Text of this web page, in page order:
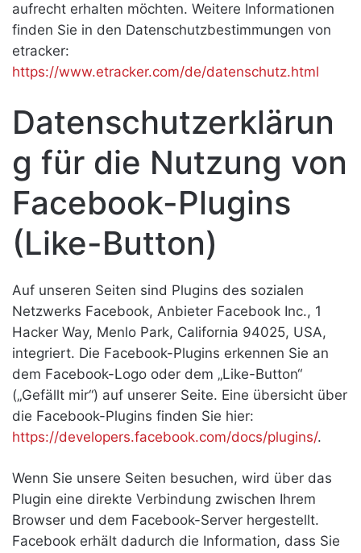
aufrecht erhalten möchten. Weitere Informationen
finden Sie in den Datenschutzbestimmungen von
etracker:
https://www.etracker.com/de/datenschutz.html
Datenschutzerklärun
g für die Nutzung von
Facebook-Plugins
(Like-Button)
Auf unseren Seiten sind Plugins des sozialen
Netzwerks Facebook, Anbieter Facebook Inc., 1
Hacker Way, Menlo Park, California 94025, USA,
integriert. Die Facebook-Plugins erkennen Sie an
dem Facebook-Logo oder dem „Like-Button“
(„Gefällt mir“) auf unserer Seite. Eine übersicht über
die Facebook-Plugins finden Sie hier:
https://developers.facebook.com/docs/plugins/.
Wenn Sie unsere Seiten besuchen, wird über das
Plugin eine direkte Verbindung zwischen Ihrem
Browser und dem Facebook-Server hergestellt.
Facebook erhält dadurch die Information, dass Sie